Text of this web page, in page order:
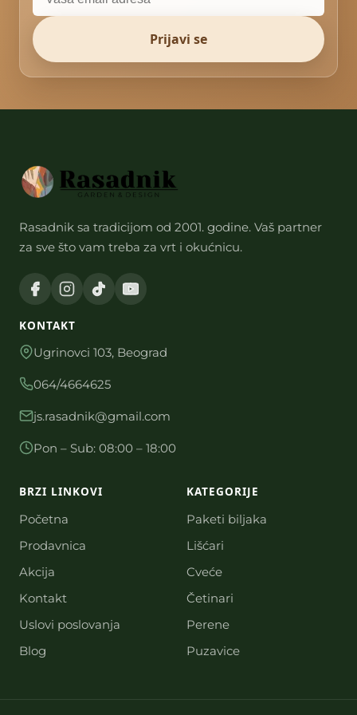
Prijavi se
Rasadnik sa tradicijom od 2001. godine. Vaš partner
za sve što vam treba za vrt i okućnicu.
BRZI LINKOVI
Početna
Prodavnica
Akcija
Kontakt
Uslovi poslovanja
Blog
KATEGORIJE
Paketi biljaka
Lišćari
Cveće
Četinari
Perene
Puzavice
KONTAKT
Ugrinovci 103, Beograd
064/4664625
js.rasadnik@gmail.com
Pon – Sub: 08:00 – 18:00